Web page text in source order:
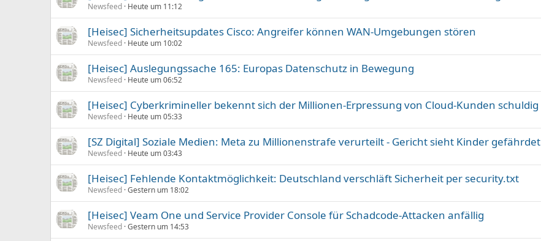
Newsfeed Heute um 11:12
[Heisec] Sicherheitsupdates Cisco: Angreifer können WAN-Umgebungen stören
Newsfeed Heute um 10:02
[Heisec] Auslegungssache 165: Europas Datenschutz in Bewegung
Newsfeed Heute um 06:52
[Heisec] Cyberkrimineller bekennt sich der Millionen-Erpressung von Cloud-Kunden schuldig
Newsfeed Heute um 05:33
[SZ Digital] Soziale Medien: Meta zu Millionenstrafe verurteilt - Gericht sieht Kinder gefährdet
Newsfeed Heute um 03:43
[Heisec] Fehlende Kontaktmöglichkeit: Deutschland verschläft Sicherheit per security.txt
Newsfeed Gestern um 18:02
[Heisec] Veam One und Service Provider Console für Schadcode-Attacken anfällig
Newsfeed Gestern um 14:53